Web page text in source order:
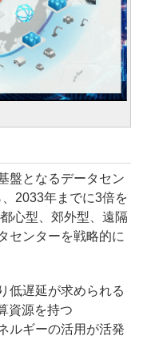
盤となるデータセン
2033年までに3倍を
心型、郊外型、遠隔
センターを戦略的に
低遅延が求められる
資源を持つ
ルギーの活用が活発